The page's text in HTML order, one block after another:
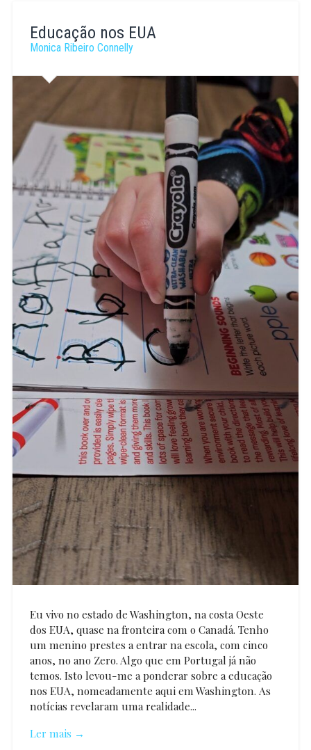
Ribeiro
Connelly
Educação nos EUA
Monica Ribeiro Connelly
Eu vivo no estado de Washington, na costa Oeste
dos EUA, quase na fronteira com o Canadá. Tenho
um menino prestes a entrar na escola, com cinco
anos, no ano Zero. Algo que em Portugal já não
temos. Isto levou-me a ponderar sobre a educação
nos EUA, nomeadamente aqui em Washington. As
notícias revelaram uma realidade...
Ler mais →